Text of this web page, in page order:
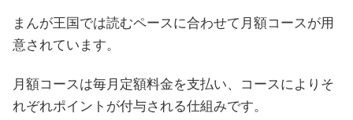
まんが王国では読むペースに合わせて月額コースが用
意されています。
月額コースは毎月定額料金を支払い、コースによりそ
れぞれポイントが付与される仕組みです。